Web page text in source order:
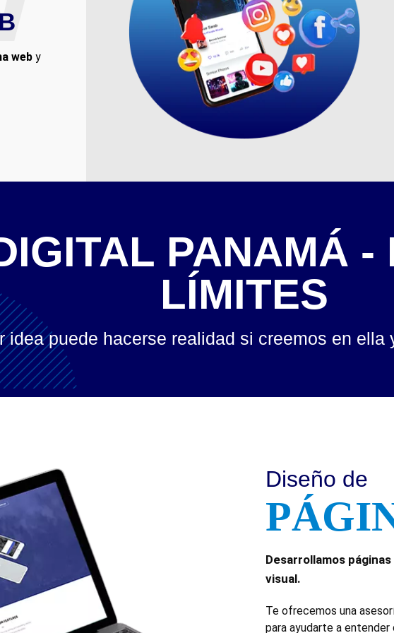
web y
PANAMÁ -
LÍMITES
idea puede hacerse realidad si creemos en ella
Diseño de
Desarrollamos
visual.
Te ofrecemos una
para ayudarte a